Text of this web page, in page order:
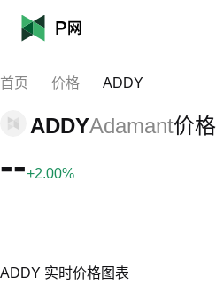
首页 价格 ADDY
ADDYAdamant价格
--+2.00%
ADDY 实时价格图表